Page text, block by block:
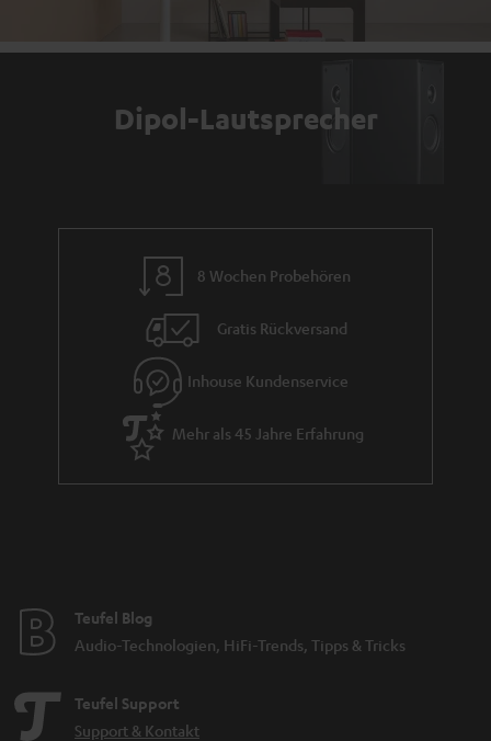
Dipol-Lautsprecher
8 Wochen Probehören
Gratis Rückversand
Inhouse Kundenservice
Mehr als 45 Jahre Erfahrung
Teufel Blog
Audio-Technologien, HiFi-Trends, Tipps & Tricks
Teufel Support
Support & Kontakt